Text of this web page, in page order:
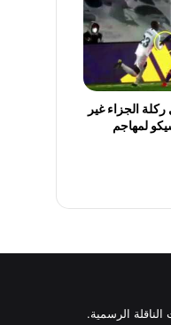
الجزاء غير
لمهاجم
الرسمية.